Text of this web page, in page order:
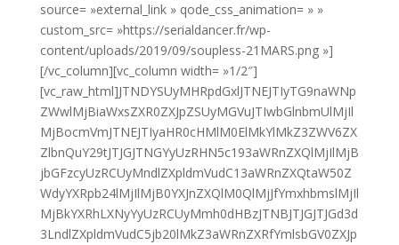
source= »external_link » qode_css_animation= » »
custom_src= »https://serialdancer.fr/wp-
content/uploads/2019/09/soupless-21MARS.png »]
[/vc_column][vc_column width= »1/2″]
[vc_raw_html]JTNDYSUyMHRpdGxlJTNEJTIyTG9naWNp
ZWwlMjBiaWxsZXR0ZXJpZSUyMGVuJTIwbGlnbmUlMjIl
MjBocmVmJTNEJTIyaHR0cHMlM0ElMkYlMkZ3ZWV6ZX
ZlbnQuY29tJTJGJTNGYyUzRHN5c193aWRnZXQlMjIlMjB
jbGFzcyUzRCUyMndlZXpldmVudC13aWRnZXQtaW50Z
WdyYXRpb24lMjIlMjB0YXJnZXQlM0QlMjJfYmxhbmslMjIl
MjBkYXRhLXNyYyUzRCUyMmh0dHBzJTNBJTJGJTJGd3d
3LndlZXpldmVudC5jb20lMkZ3aWRnZXRfYmlsbGV0ZXJp